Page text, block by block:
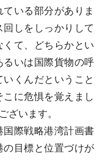
いる部分がありま
しをしっかりして
て、どちらかとい
るいは国際貨物の呼
くんだということ
に危惧を覚えまし
ざいます。
際戦略港湾計画書
目標と位置づけが